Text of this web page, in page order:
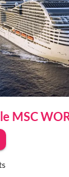
MSC